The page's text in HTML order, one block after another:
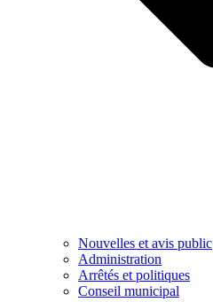
Nouvelles et avis public
Administration
Arrêtés et politiques
Conseil municipal